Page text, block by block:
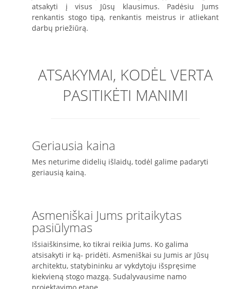
atsakyti į visus Jūsų klausimus. Padėsiu Jums
renkantis stogo tipą, renkantis meistrus ir atliekant
darbų priežiūrą.
ATSAKYMAI, KODĖL VERTA
PASITIKĖTI MANIMI
Geriausia kaina
Mes neturime didelių išlaidų, todėl galime padaryti
geriausią kainą.
Asmeniškai Jums pritaikytas
pasiūlymas
Išsiaiškinsime, ko tikrai reikia Jums. Ko galima
atsisakyti ir ką- pridėti. Asmeniškai su Jumis ar Jūsų
architektu, statybininku ar vykdytoju išspręsime
kiekvieną stogo mazgą. Sudalyvausime namo